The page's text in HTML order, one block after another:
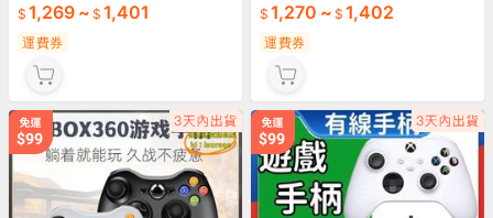
手柄 臺灣現貨 🎮
1,269 ~ 1,401
運費券
1,270 ~ 1,402
運費券